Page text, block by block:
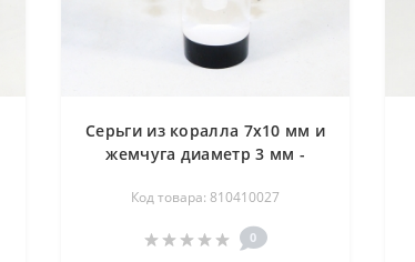
Серьги из коралла 7х10 мм и
жемчуга диаметр 3 мм -
Код товара: 810410027
0